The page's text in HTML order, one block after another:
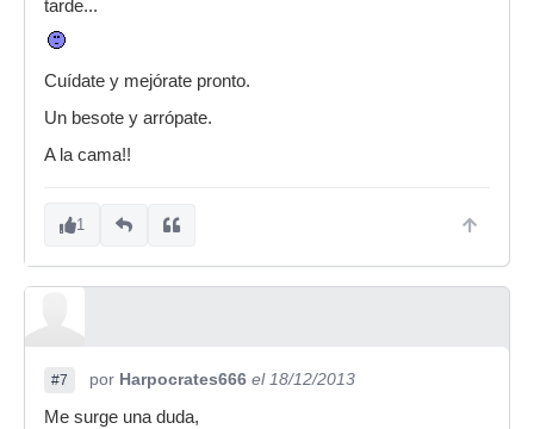
tarde...
Cuídate y mejórate pronto.
Un besote y arrópate.
A la cama!!
1
#7 por Harpocrates666 el 18/12/2013
Me surge una duda,